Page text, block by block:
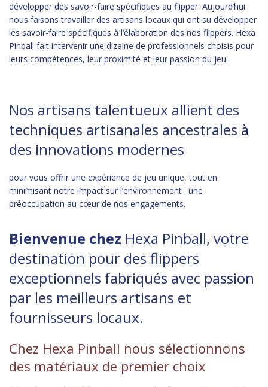
développer des savoir-faire spécifiques au flipper. Aujourd’hui
nous faisons travailler des artisans locaux qui ont su développer
les savoir-faire spécifiques à l’élaboration des nos flippers. Hexa
Pinball fait intervenir une dizaine de professionnels choisis pour
leurs compétences, leur proximité et leur passion du jeu.
Nos artisans talentueux allient des
techniques artisanales ancestrales à
des innovations modernes
pour vous offrir une expérience de jeu unique, tout en
minimisant notre impact sur l’environnement : une
préoccupation au cœur de nos engagements.
Bienvenue chez Hexa Pinball, votre
destination pour des flippers
exceptionnels fabriqués avec passion
par les meilleurs artisans et
fournisseurs locaux.
Chez Hexa Pinball nous sélectionnons
des matériaux de premier choix